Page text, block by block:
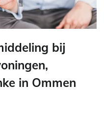
bij
in Ommen